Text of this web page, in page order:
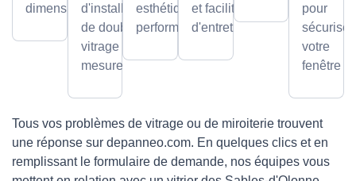
dimensions.d'installation
de double
vitrage sur
mesure.
esthétique et
performance.
et facilité
d'entretien.
pour
sécuriser
votre
fenêtre
Tous vos problèmes de vitrage ou de miroiterie trouvent
une réponse sur depanneo.com. En quelques clics et en
remplissant le formulaire de demande, nos équipes vous